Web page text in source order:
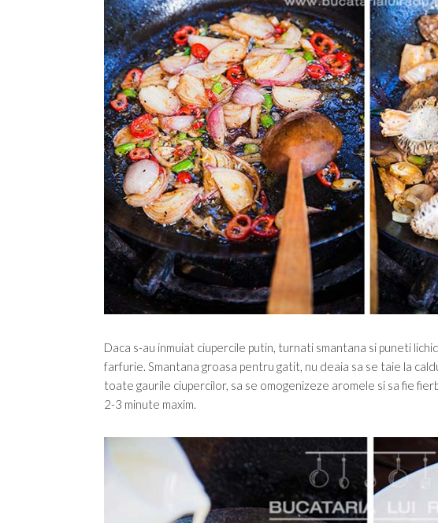
Daca s-au inmuiat ciupercile putin, turnati smantana si puneti
farfurie. Smantana groasa pentru gatit, nu deaia sa se taie la
toate gaurile ciupercilor, sa se omogenizeze aromele si sa fie
2-3 minute maxim.